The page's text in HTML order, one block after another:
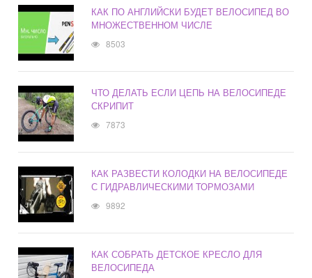
КАК ПО АНГЛИЙСКИ БУДЕТ ВЕЛОСИПЕД ВО
МНОЖЕСТВЕННОМ ЧИСЛЕ
8503
ЧТО ДЕЛАТЬ ЕСЛИ ЦЕПЬ НА ВЕЛОСИПЕДЕ
СКРИПИТ
7873
КАК РАЗВЕСТИ КОЛОДКИ НА ВЕЛОСИПЕДЕ
С ГИДРАВЛИЧЕСКИМИ ТОРМОЗАМИ
9892
КАК СОБРАТЬ ДЕТСКОЕ КРЕСЛО ДЛЯ
ВЕЛОСИПЕДА